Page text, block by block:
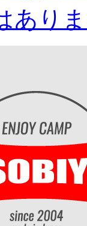
あり